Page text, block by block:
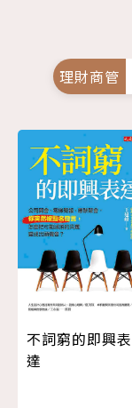
理財商管
不詞窮的即興表
達